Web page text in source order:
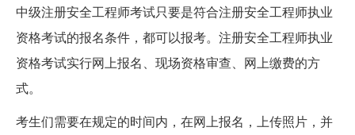
中级注册安全工程师考试只要是符合注册安全工程师执业
资格考试的报名条件，都可以报考。注册安全工程师执业
资格考试实行网上报名、现场资格审查、网上缴费的方
式。
考生们需要在规定的时间内，在网上报名，上传照片，并